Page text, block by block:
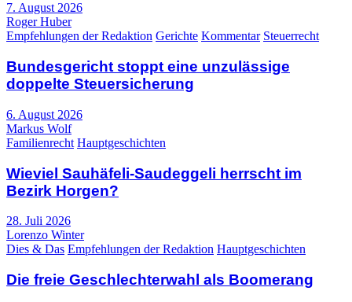
7. August 2026
Roger Huber
Empfehlungen der Redaktion Gerichte Kommentar Steuerrecht
Bundesgericht stoppt eine unzulässige
doppelte Steuersicherung
6. August 2026
Markus Wolf
Familienrecht Hauptgeschichten
Wieviel Sauhäfeli-Saudeggeli herrscht im
Bezirk Horgen?
28. Juli 2026
Lorenzo Winter
Dies & Das Empfehlungen der Redaktion Hauptgeschichten
Die freie Geschlechterwahl als Boomerang